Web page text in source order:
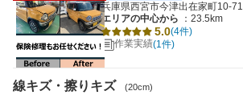
代車あり
日曜営業
夜間受付（19時以降受付）
兵庫県西宮市今津出在家町10-71
エリアの中心から
：23.5km
5.0(4件)
作業実績(1件)
線キズ・擦りキズ (20cm)